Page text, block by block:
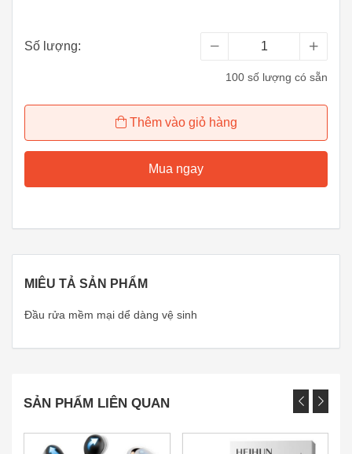
Số lượng:
100 số lượng có sẵn
Thêm vào giỏ hàng
Mua ngay
MIÊU TẢ SẢN PHẨM
Đầu rửa mềm mại dể dàng vệ sinh
SẢN PHẨM LIÊN QUAN